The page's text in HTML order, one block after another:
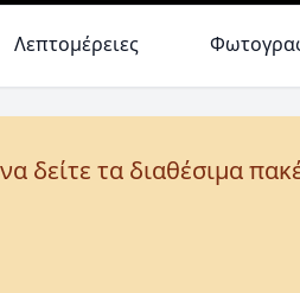
Λεπτομέρειες
δείτε τα διαθέσιμα